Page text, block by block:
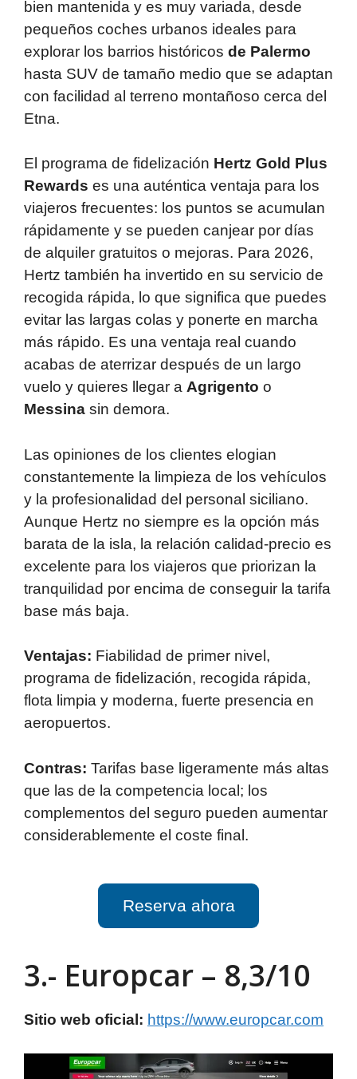
bien mantenida y es muy variada, desde
pequeños coches urbanos ideales para
explorar los barrios históricos de Palermo
hasta SUV de tamaño medio que se adaptan
con facilidad al terreno montañoso cerca del
Etna.
El programa de fidelización Hertz Gold Plus
Rewards es una auténtica ventaja para los
viajeros frecuentes: los puntos se acumulan
rápidamente y se pueden canjear por días
de alquiler gratuitos o mejoras. Para 2026,
Hertz también ha invertido en su servicio de
recogida rápida, lo que significa que puedes
evitar las largas colas y ponerte en marcha
más rápido. Es una ventaja real cuando
acabas de aterrizar después de un largo
vuelo y quieres llegar a Agrigento o
Messina sin demora.
Las opiniones de los clientes elogian
constantemente la limpieza de los vehículos
y la profesionalidad del personal siciliano.
Aunque Hertz no siempre es la opción más
barata de la isla, la relación calidad-precio es
excelente para los viajeros que priorizan la
tranquilidad por encima de conseguir la tarifa
base más baja.
Ventajas: Fiabilidad de primer nivel,
programa de fidelización, recogida rápida,
flota limpia y moderna, fuerte presencia en
aeropuertos.
Contras: Tarifas base ligeramente más altas
que las de la competencia local; los
complementos del seguro pueden aumentar
considerablemente el coste final.
Reserva ahora
3.- Europcar – 8,3/10
Sitio web oficial: https://www.europcar.com